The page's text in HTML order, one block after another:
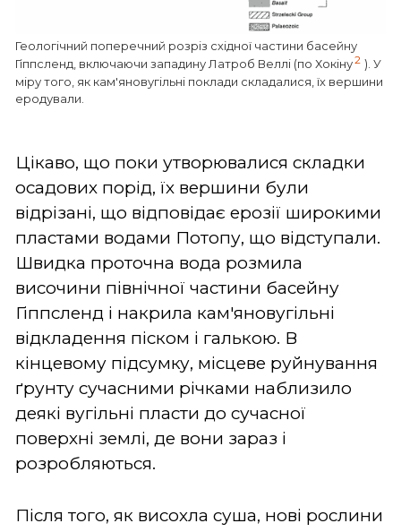
Геологічний поперечний розріз східної частини басейну
Гіппсленд, включаючи западину Латроб Веллі (по Хокіну2 ). У
міру того, як кам'яновугільні поклади складалися, їх вершини
еродували.
Цікаво, що поки утворювалися складки
осадових порід, їх вершини були
відрізані, що відповідає ерозії широкими
пластами водами Потопу, що відступали.
Швидка проточна вода розмила
височини північної частини басейну
Гіппсленд і накрила кам'яновугільні
відкладення піском і галькою. В
кінцевому підсумку, місцеве руйнування
ґрунту сучасними річками наблизило
деякі вугільні пласти до сучасної
поверхні землі, де вони зараз і
розробляються.
Після того, як висохла суша, нові рослини